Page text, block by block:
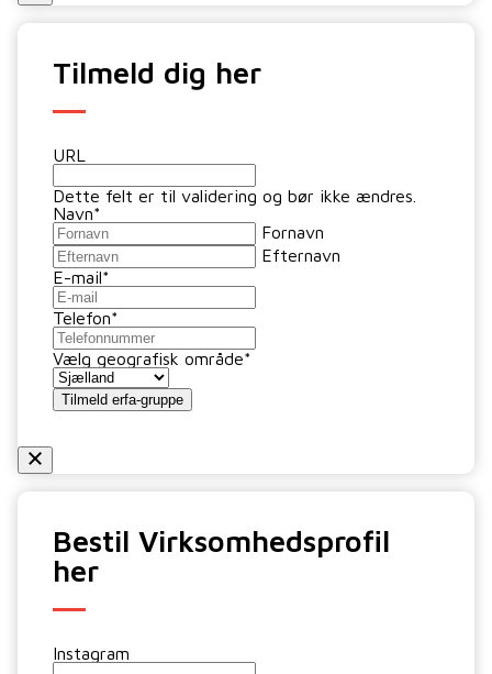
Tilmeld dig her
URL
Dette felt er til validering og bør ikke ændres.
Navn*
Fornavn
Efternavn
E-mail*
Telefon*
Vælg geografisk område*
Tilmeld erfa-gruppe
Bestil Virksomhedsprofil
her
Instagram